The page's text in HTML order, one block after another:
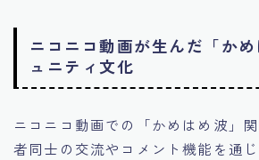
ニコニコ動画が生んだ「か
ュニティ文化
ニコニコ動画での「かめはめ波」
者同士の交流やコメント機能を通